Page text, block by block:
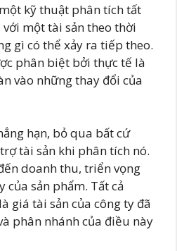
kỹ thuật phân tích tất
một tài sản theo thời
gì có thể xảy ra tiếp theo.
phân biệt bởi thực tế là
vào những thay đổi của
hạn, bỏ qua bất cứ
tài sản khi phân tích nó.
doanh thu, triển vọng
của sản phẩm. Tất cả
giá tài sản của công ty đã
phân nhánh của điều này